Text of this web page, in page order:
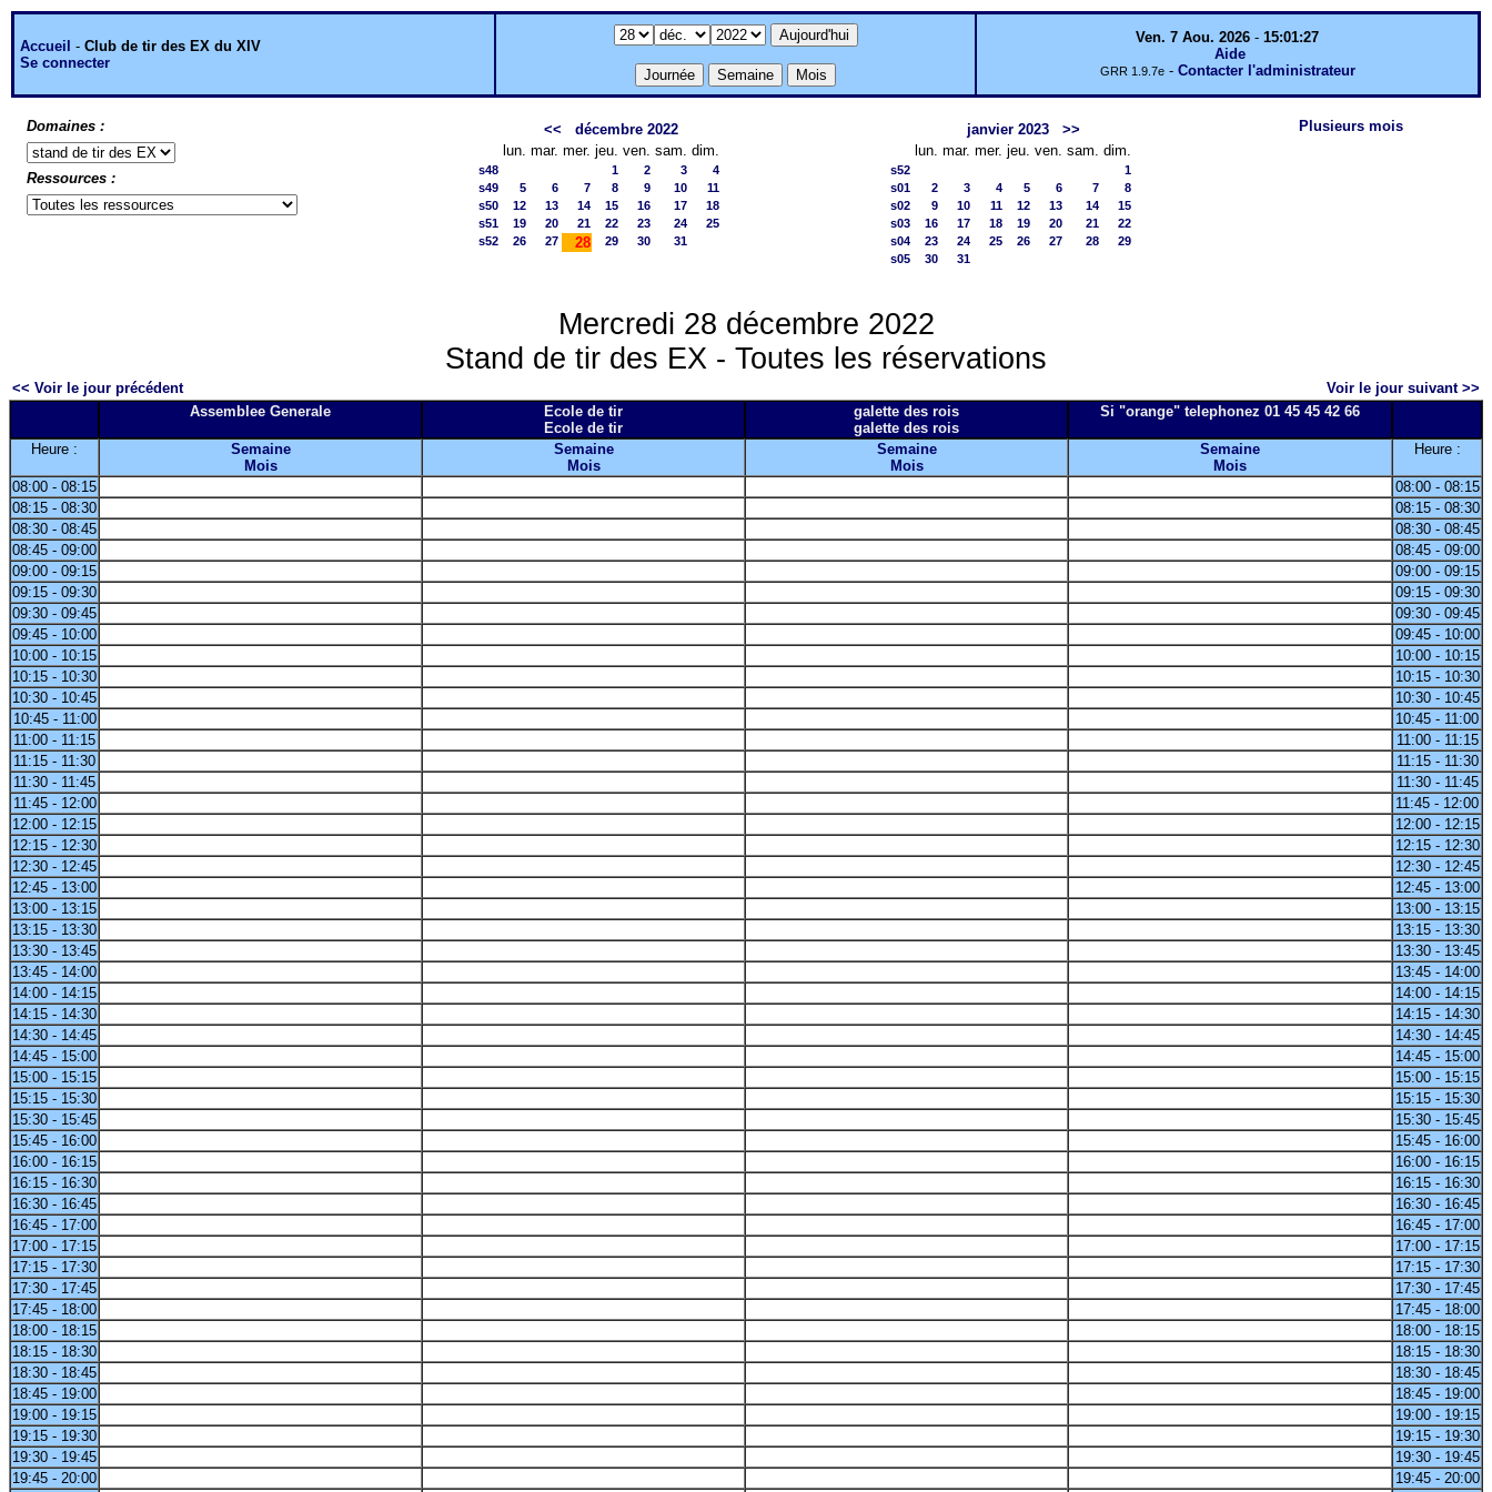
Accueil - Club de tir des EX du XIV
Se connecter
Ven. 7 Aou. 2026 - 15:01:27
Aide
GRR 1.9.7e- Contacter l'administrateur
Domaines :
Ressources :
<<
décembre 2022
lun. mar. mer. jeu. ven. sam. dim.
s48 1 2 3
4
s49
5 6 7 8 9 10
11
s50
12 13 14 15 16 17
18
s51
19 20 21 22 23 24
25
s52
26 27 28 29 30 31
janvier 2023
>>
lun. mar. mer. jeu. ven. sam. dim.
s52
1
s01
2 3 4 5 6 7
8
s02
9 10 11 12 13 14
15
s03
16 17 18 19 20 21
22
s04
23 24 25 26 27 28
29
s05
30 31
Plusieurs mois
Mercredi 28 décembre 2022
Stand de tir des EX - Toutes les réservations
<< Voir le jour précédent
Voir le jour suivant >>
Assemblee Generale
Ecole de tir
Ecole de tir
galette des rois
galette des rois
Si "orange" telephonez 01 45 45 42 66
Heure :
Semaine
Mois
Semaine
Mois
Semaine
Mois
Semaine
Mois
Heure :
08:00 - 08:15
08:00 - 08:15
08:15 - 08:30
08:15 - 08:30
08:30 - 08:45
08:30 - 08:45
08:45 - 09:00
08:45 - 09:00
09:00 - 09:15
09:00 - 09:15
09:15 - 09:30
09:15 - 09:30
09:30 - 09:45
09:30 - 09:45
09:45 - 10:00
09:45 - 10:00
10:00 - 10:15
10:00 - 10:15
10:15 - 10:30
10:15 - 10:30
10:30 - 10:45
10:30 - 10:45
10:45 - 11:00
10:45 - 11:00
11:00 - 11:15
11:00 - 11:15
11:15 - 11:30
11:15 - 11:30
11:30 - 11:45
11:30 - 11:45
11:45 - 12:00
11:45 - 12:00
12:00 - 12:15
12:00 - 12:15
12:15 - 12:30
12:15 - 12:30
12:30 - 12:45
12:30 - 12:45
12:45 - 13:00
12:45 - 13:00
13:00 - 13:15
13:00 - 13:15
13:15 - 13:30
13:15 - 13:30
13:30 - 13:45
13:30 - 13:45
13:45 - 14:00
13:45 - 14:00
14:00 - 14:15
14:00 - 14:15
14:15 - 14:30
14:15 - 14:30
14:30 - 14:45
14:30 - 14:45
14:45 - 15:00
14:45 - 15:00
15:00 - 15:15
15:00 - 15:15
15:15 - 15:30
15:15 - 15:30
15:30 - 15:45
15:30 - 15:45
15:45 - 16:00
15:45 - 16:00
16:00 - 16:15
16:00 - 16:15
16:15 - 16:30
16:15 - 16:30
16:30 - 16:45
16:30 - 16:45
16:45 - 17:00
16:45 - 17:00
17:00 - 17:15
17:00 - 17:15
17:15 - 17:30
17:15 - 17:30
17:30 - 17:45
17:30 - 17:45
17:45 - 18:00
17:45 - 18:00
18:00 - 18:15
18:00 - 18:15
18:15 - 18:30
18:15 - 18:30
18:30 - 18:45
18:30 - 18:45
18:45 - 19:00
18:45 - 19:00
19:00 - 19:15
19:00 - 19:15
19:15 - 19:30
19:15 - 19:30
19:30 - 19:45
19:30 - 19:45
19:45 - 20:00
19:45 - 20:00